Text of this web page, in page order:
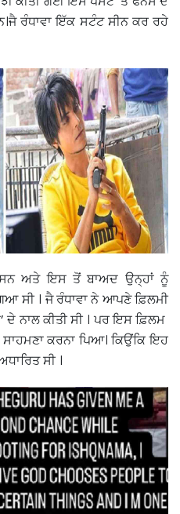
ਰੰਧਾਵਾ ਇੱਕ ਸਟੰਟ ਸੀਨ ਕਰ ਰਹੇ
ਅਤੇ ਇਸ ਤੋਂ ਬਾਅਦ ਉਨ੍ਹਾਂ ਨੂੰ
ਸੀ । ਜੈ ਰੰਧਾਵਾ ਨੇ ਆਪਣੇ ਫ਼ਿਲਮੀ
ਨਾਲ ਕੀਤੀ ਸੀ । ਪਰ ਇਸ ਫ਼ਿਲਮ
ਸਾਹਮਣਾ ਕਰਨਾ ਪਿਆ। ਕਿਉਂਕਿ ਇਹ
ਸੀ ।